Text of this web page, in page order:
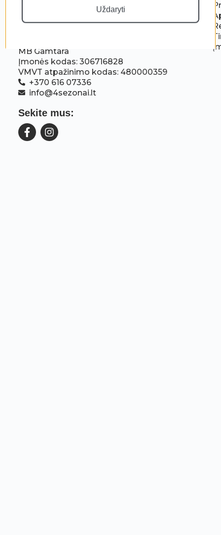
MB Gamtara
Įmonės kodas: 306716828
VMVT atpažinimo kodas: 480000359
+370 616 07336
info@4sezonai.lt
Sekite mus:
Uždaryti